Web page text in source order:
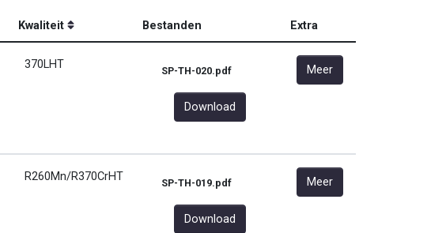
Kwaliteit Bestanden Extra
370LHT SP-TH-020.pdf
Download
Meer
R260Mn/R370CrHT SP-TH-019.pdf
Download
Meer